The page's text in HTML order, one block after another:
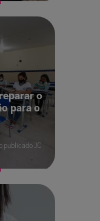
o
para o
publicado JC